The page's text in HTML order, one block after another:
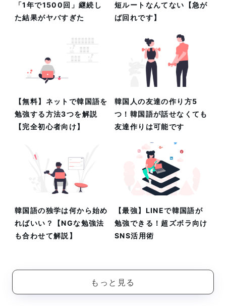
「1年で1500回」継続し
た結果がヤバすぎた
短ルートなんてない【急が
ば回れです】
【無料】ネットで韓国語を
勉強する方法3つを解説
【完全初心者向け】
韓国人の友達の作り方5
つ！韓国語が話せなくても
友達作りは可能です
韓国語の独学は何から始め
ればいい？【NGな勉強法
も合わせて解説】
【最強】LINEで韓国語が
勉強できる！超ズボラ向け
SNS活用術
もっと見る